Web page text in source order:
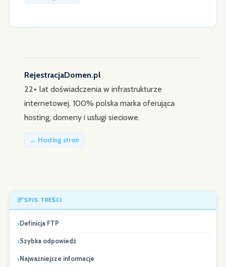
RejestracjaDomen.pl
22+ lat doświadczenia w infrastrukturze
internetowej. 100% polska marka oferująca
hosting, domeny i usługi sieciowe.
← Hosting stron
SPIS TREŚCI
Definicja FTP
Szybka odpowiedź
Najważniejsze informacje